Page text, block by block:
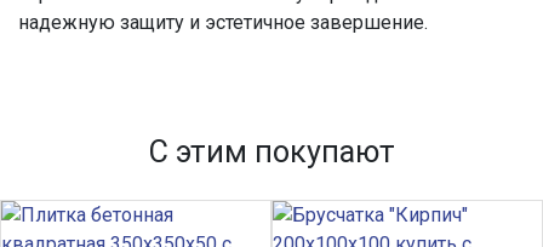
надежную защиту и эстетичное завершение.
С этим покупают